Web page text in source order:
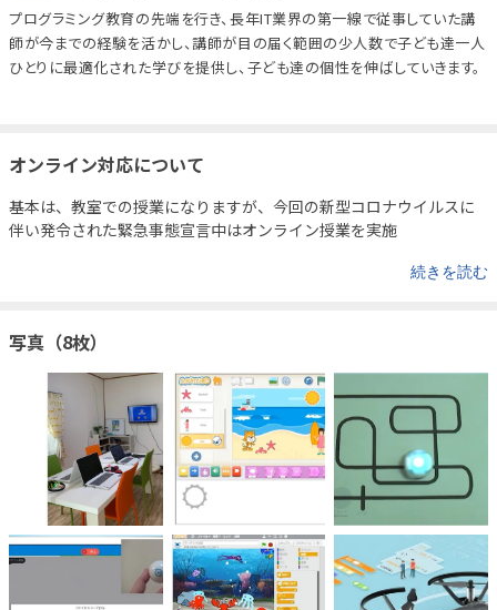
プログラミング教育の先端を行き、長年IT業界の第一線で従事していた講
師が今までの経験を活かし、講師が目の届く範囲の少人数で子ども達一人
ひとりに最適化された学びを提供し、子ども達の個性を伸ばしていきます。
オンライン対応について
基本は、教室での授業になりますが、 今回の新型コロナウイルスに
伴い発令された緊急事態宣言中はオンライン授業を実施
続きを読む
写真（8枚）